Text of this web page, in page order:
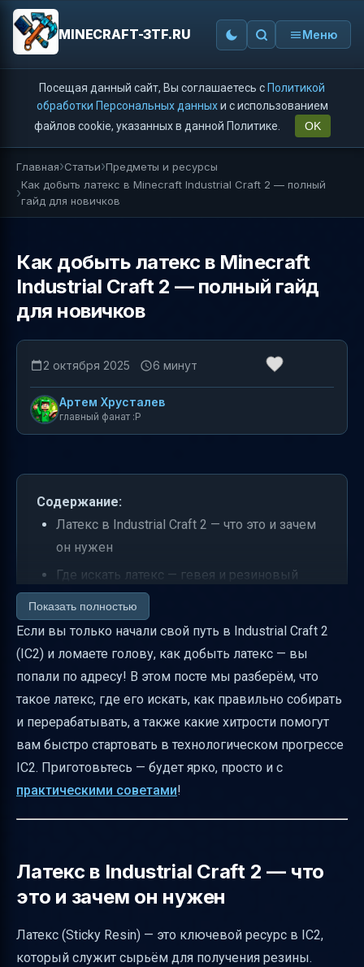
MINECRAFT-3TF.RU Меню
Посещая данный сайт, Вы соглашаетесь с Политикой
обработки Персональных данныхи с использованием
файлов cookie, указанных в данной Политике.
OK
Главная Статьи Предметы и ресурсы
Как добыть латекс в Minecraft Industrial Craft 2 — полный
гайд для новичков
Как добыть латекс в Minecraft
Industrial Craft 2 — полный гайд
для новичков
2 октября 2025 6 минут
Артем Хрусталев
главный фанат :P
Содержание:
Латекс в Industrial Craft 2 — что это и зачем
он нужен
Где искать латекс — гевея и резиновый
тростник
Как правильно установить краник и собрать
латекс с гевеи
Что значит пустое отверстие на стволе
гевеи
Как собирать латекс с резинового
тростника и чем он отличается от гевеи
Как выращивать гевею и резиновый
тростник для быстрого старта
Переработка латекса в резину и что из
этого получается
Альтернативные применения латекса
Как сделать липкий поршень с латексом
Показать полностью
Если вы только начали свой путь в Industrial Craft 2
(IC2) и ломаете голову, как добыть латекс — вы
попали по адресу! В этом посте мы разберём, что
такое латекс, где его искать, как правильно собирать
и перерабатывать, а также какие хитрости помогут
вам быстро стартовать в технологическом прогрессе
IC2. Приготовьтесь — будет ярко, просто и с
практическими советами!
Латекс в Industrial Craft 2 — что
это и зачем он нужен
Латекс (Sticky Resin) — это ключевой ресурс в IC2,
который служит сырьём для получения резины.